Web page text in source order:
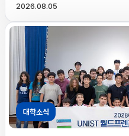
2026.08.05
대학소식